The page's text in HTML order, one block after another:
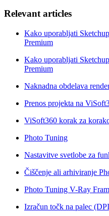
Relevant articles
Kako uporabljati
Premium
Kako uporabljati
Premium
Naknadna obdelava
Prenos projekta na
ViSoft360 korak za
Photo Tuning
Nastavitve svetlobe za
Čiščenje ali arhiviranje
Photo Tuning V-Ray
Izračun točk na palec